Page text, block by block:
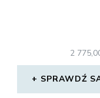
2
SPRAWDŹ